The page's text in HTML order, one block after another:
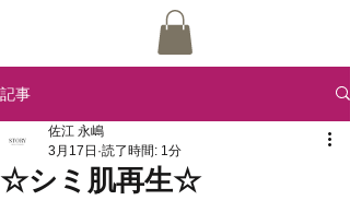
記事
☆シミ肌再生☆
佐江 永嶋
3月17日 読了時間: 1分